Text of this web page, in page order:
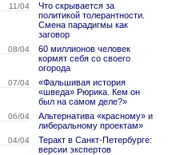
11/04
Что скрывается за
политикой толерантности.
Смена парадигмы как
заговор
08/04
60 миллионов человек
кормят себя со своего
огорода
07/04
«Фальшивая история
«шведа» Рюрика. Кем он
был на самом деле?»
06/04
Альтернатива «красному» и
либеральному проектам»
04/04
Теракт в Санкт-Петербурге:
версии экспертов